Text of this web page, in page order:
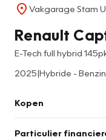
Vakgarage Stam
Renault
E-Tech full hybrid
2025|Hybride -
Kopen
Particulier